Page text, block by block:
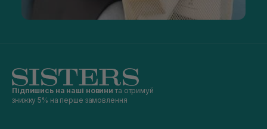
Підпишись на наші новини та отримуй
знижку 5% на перше замовлення